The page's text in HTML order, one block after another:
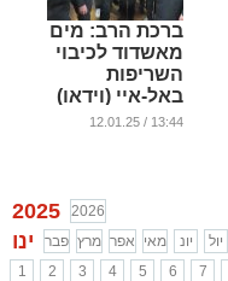
ברכת הרב: מים
מאשדוד לכיבוי
השריפות
באל-איי (וידאו)
...
13:44 / 12.01.25
2025 2026
ינו פבר מרץ אפר מאי יונ יול
1
2 3 4 5 6 7